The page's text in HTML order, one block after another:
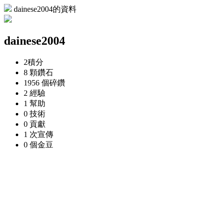
dainese2004的資料
dainese2004
2積分
8 顆鑽石
1956 個碎鑽
2 經驗
1 幫助
0 技術
0 貢獻
1 次宣傳
0 個金豆